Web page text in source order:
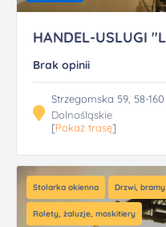
HANDEL-USLUGI
Brak opinii
Strzegomska 59, 58-
Dolnośląskie
[Pokaż trasę]
Stolarka okienna Drzwi,
Rolety, żaluzje, moskitiery